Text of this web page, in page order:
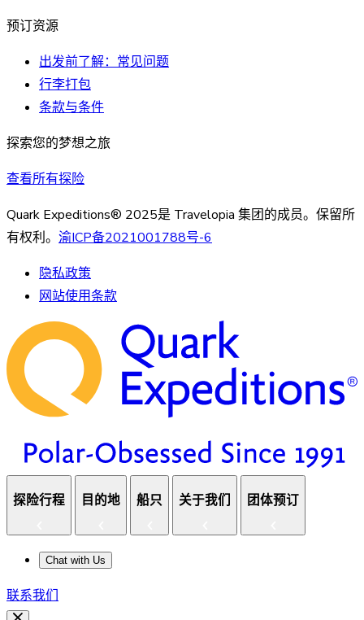
预订资源
出发前了解：常见问题
行李打包
条款与条件
探索您的梦想之旅
查看所有探险
Quark Expeditions® 2025是 Travelopia 集团的成员。保留所
有权利。 渝ICP备2021001788号-6
隐私政策
网站使用条款
探险行程 目的地 船只 关于我们 团体预订
Chat with Us
联系我们